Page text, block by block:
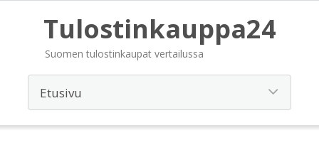
Tulostinkauppa24
Suomen tulostinkaupat vertailussa